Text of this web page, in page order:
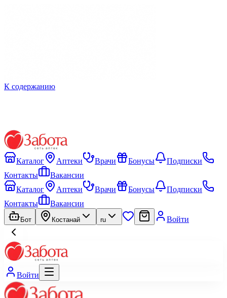
К содержанию
Каталог Аптеки Врачи Бонусы
Подписки
Контакты
Вакансии
Каталог
Аптеки Врачи Бонусы
Подписки
Контакты
Вакансии
Бот Костанай ru Войти
Войти